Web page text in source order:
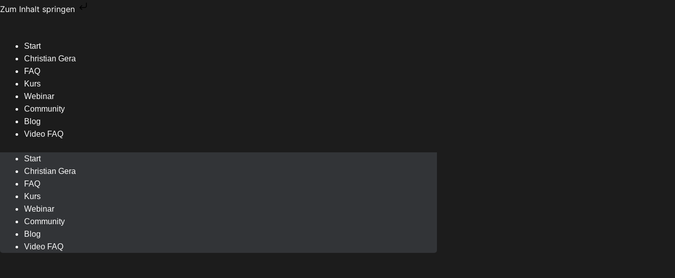
Zum Inhalt springen
Zum
Start
Christian Gera
FAQ
Kurs
Webinar
Community
Blog
Video FAQ
Start
Christian Gera
FAQ
Kurs
Webinar
Community
Blog
Video FAQ